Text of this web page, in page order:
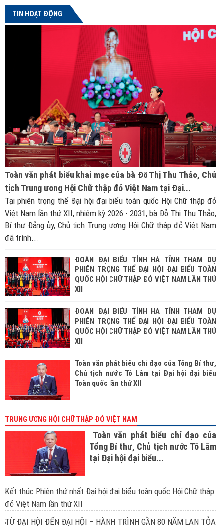
TIN HOẠT ĐỘNG
Toàn văn phát biểu khai mạc của bà Đỗ Thị Thu Thảo, Chủ
tịch Trung ương Hội Chữ thập đỏ Việt Nam tại Đại...
Tại phiên trọng thể Đại hội đại biểu toàn quốc Hội Chữ thập đỏ
Việt Nam lần thứ XII, nhiệm kỳ 2026 - 2031, bà Đỗ Thị Thu Thảo,
Bí thư Đảng ủy, Chủ tịch Trung ương Hội Chữ thập đỏ Việt Nam
đã trình...
ĐOÀN ĐẠI BIỂU TỈNH HÀ TĨNH THAM DỰ
PHIÊN TRỌNG THỂ ĐẠI HỘI ĐẠI BIỂU TOÀN
QUỐC HỘI CHỮ THẬP ĐỎ VIỆT NAM LẦN THỨ
XII
ĐOÀN ĐẠI BIỂU TỈNH HÀ TĨNH THAM DỰ
PHIÊN TRỌNG THỂ ĐẠI HỘI ĐẠI BIỂU TOÀN
QUỐC HỘI CHỮ THẬP ĐỎ VIỆT NAM LẦN THỨ
XII
Toàn văn phát biểu chỉ đạo của Tổng Bí thư,
Chủ tịch nước Tô Lâm tại Đại hội đại biểu
Toàn quốc lần thứ XII
TRUNG ƯƠNG HỘI CHỮ THẬP ĐỎ VIỆT NAM
Toàn văn phát biểu chỉ đạo của
Tổng Bí thư, Chủ tịch nước Tô Lâm
tại Đại hội đại biểu...
Kết thúc Phiên thứ nhất Đại hội đại biểu toàn quốc Hội Chữ thập
đỏ Việt Nam lần thứ XII
TỪ ĐẠI HỘI ĐẾN ĐẠI HỘI – HÀNH TRÌNH GẦN 80 NĂM LAN TỎA